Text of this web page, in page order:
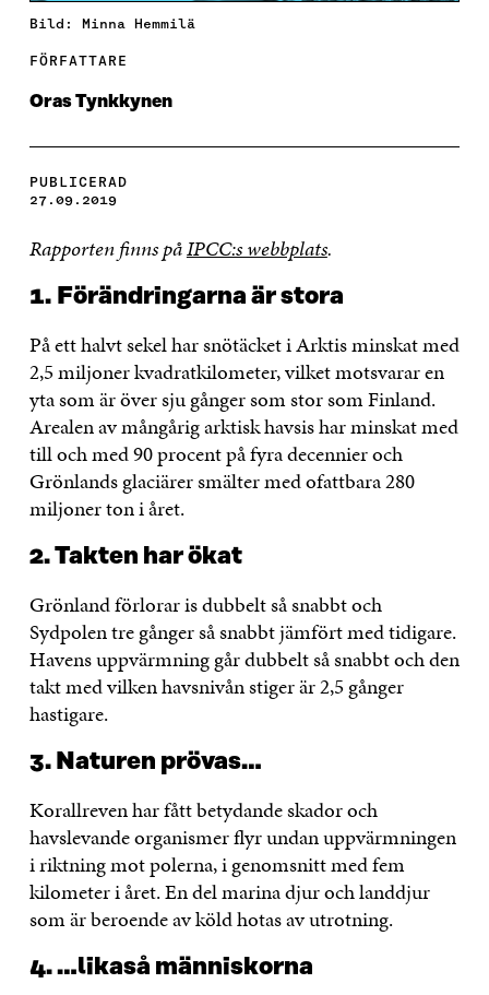
Bild: Minna Hemmilä
FÖRFATTARE
Oras Tynkkynen
PUBLICERAD
27.09.2019
Rapporten finns påIPCC:s webbplats.
1. Förändringarna är stora
På ett halvt sekel har snötäcket i Arktis minskat med
2,5 miljoner kvadratkilometer, vilket motsvarar en
yta som är över sju gånger som stor som Finland.
Arealen av mångårig arktisk havsis har minskat med
till och med 90 procent på fyra decennier och
Grönlands glaciärer smälter med ofattbara 280
miljoner ton i året.
2. Takten har ökat
Grönland förlorar is dubbelt så snabbt och
Sydpolen tre gånger så snabbt jämfört med tidigare.
Havens uppvärmning går dubbelt så snabbt och den
takt med vilken havsnivån stiger är 2,5 gånger
hastigare.
3. Naturen prövas…
Korallreven har fått betydande skador och
havslevande organismer flyr undan uppvärmningen
i riktning mot polerna, i genomsnitt med fem
kilometer i året. En del marina djur och landdjur
som är beroende av köld hotas av utrotning.
4. …likaså människorna